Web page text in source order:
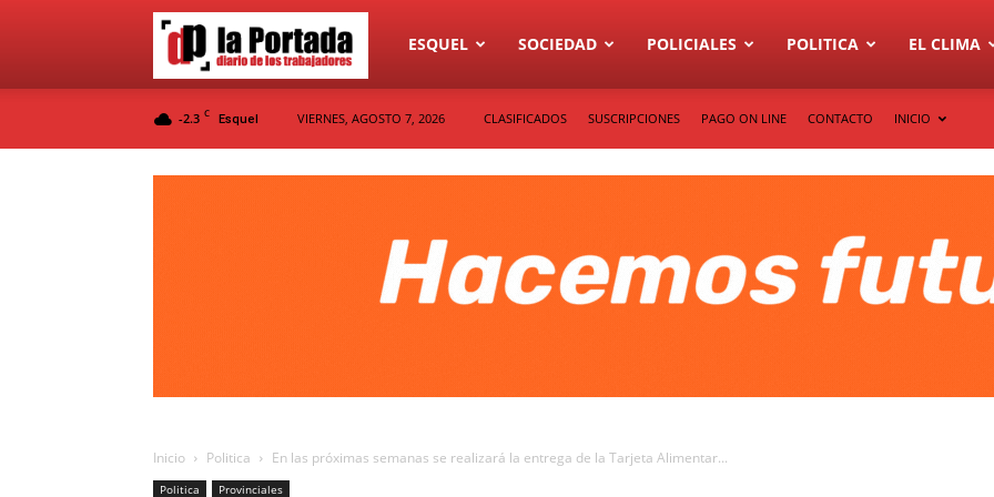
Diario
ESQUEL SOCIEDAD POLICIALES POLITICA EL CLIMA
-2.3 C Esquel VIERNES, AGOSTO 7, 2026 CLASIFICADOS SUSCRIPCIONES PAGO ON LINE CONTACTO INICIO
Inicio Politica En las próximas semanas se realizará la entrega de la Tarjeta Alimentar...
Politica Provinciales